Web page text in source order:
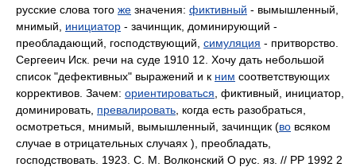
русские слова того же значения: фиктивный - вымышленный,
мнимый, инициатор - зачинщик, доминирующий -
преобладающий, господствующий, симуляция - притворство.
Сергееич Иск. речи на суде 1910 12. Хочу дать небольшой
список "дефективных" выражений и к ним соответствующих
коррективов. Зачем: ориентироваться , фиктивный, инициатор,
доминировать, превалировать , когда есть разобраться,
осмотреться, мнимый, вымышленный, зачинщик (во всяком
случае в отрицательных случаях ), преобладать,
господствовать. 1923. С. М. Волконский О рус. яз. // РР 1992 2